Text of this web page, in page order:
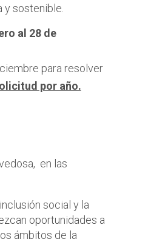
sostenible.
al 28 de
para resolver
por año.
en las
social y la
oportunidades a
ámbitos de la